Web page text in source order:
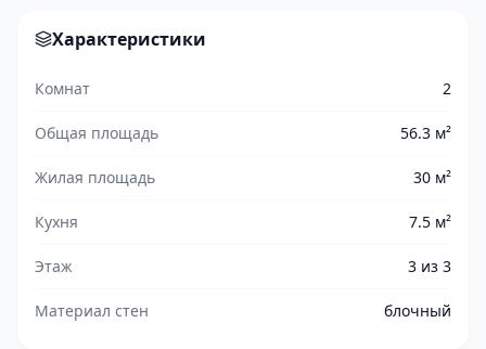
Характеристики
Комнат 2
Общая площадь 56.3 м²
Жилая площадь 30 м²
Кухня 7.5 м²
Этаж 3 из 3
Материал стен блочный